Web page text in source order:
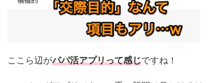
ここら辺がパパ活アプリって感じですね！